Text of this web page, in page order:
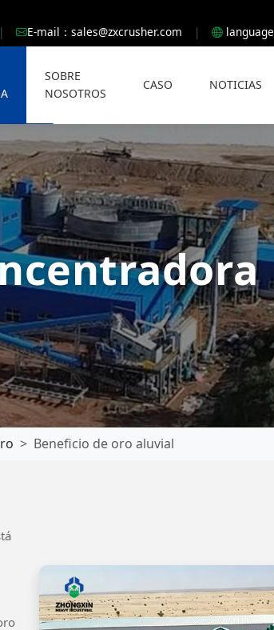
| E-mail： sales@zxcrusher.com | language
SOBRE
NOSOTROS
CASO NOTICIAS
Beneficio de oro aluvial